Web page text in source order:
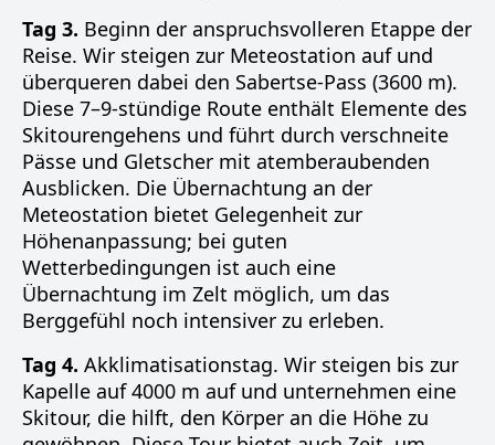
Tag 3. Beginn der anspruchsvolleren Etappe der
Reise. Wir steigen zur Meteostation auf und
überqueren dabei den Sabertse-Pass (3600 m).
Diese 7–9-stündige Route enthält Elemente des
Skitourengehens und führt durch verschneite
Pässe und Gletscher mit atemberaubenden
Ausblicken. Die Übernachtung an der
Meteostation bietet Gelegenheit zur
Höhenanpassung; bei guten
Wetterbedingungen ist auch eine
Übernachtung im Zelt möglich, um das
Berggefühl noch intensiver zu erleben.
Tag 4. Akklimatisationstag. Wir steigen bis zur
Kapelle auf 4000 m auf und unternehmen eine
Skitour, die hilft, den Körper an die Höhe zu